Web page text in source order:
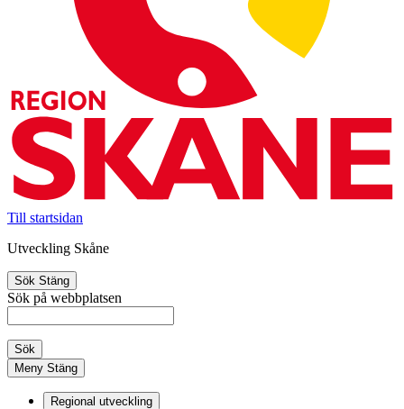
Till startsidan
Utveckling Skåne
Sök Stäng
Sök på webbplatsen
Sök
Meny Stäng
Regional utveckling